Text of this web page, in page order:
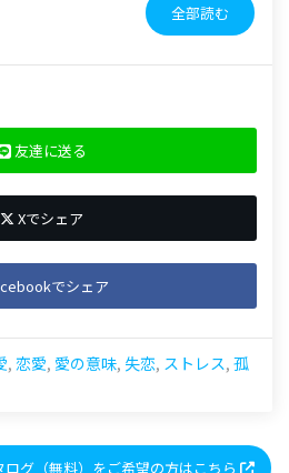
全部読む
友達に送る
Xでシェア
でシェア
, 恋愛, 愛の意味, 失恋, ストレス, 孤
グ（無料）をご希望の方はこちら